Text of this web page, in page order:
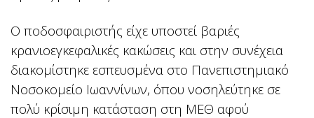
Ο ποδοσφαιριστής είχε υποστεί βαριές
κρανιοεγκεφαλικές κακώσεις και στην συνέχεια
διακομίστηκε εσπευσμένα στο Πανεπιστημιακό
Νοσοκομείο Ιωαννίνων, όπου νοσηλεύτηκε σε
πολύ κρίσιμη κατάσταση στη ΜΕΘ αφού